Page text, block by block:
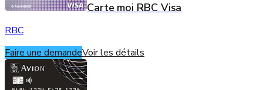
Carte moi RBC Visa
RBC
Faire une demandeVoir les détails